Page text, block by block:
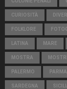
CURIOSITÀ
FOLKLORE
LATINA MARE
MOSTRA
PALERMO PARMA
SARDEGNA